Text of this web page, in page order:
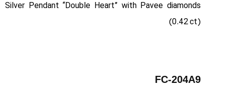
Silver Pendant “Double Heart” with Pavee diamonds
(0.42 ct)
FC-204A9